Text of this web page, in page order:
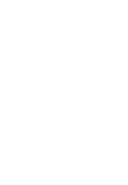
đợt giảm
Bạn có thể